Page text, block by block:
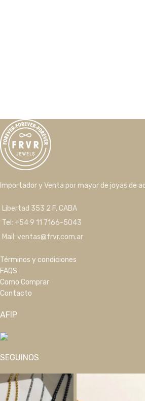
Importador y Venta por mayor de joyas de
Libertad 353 2 F, CABA
Tel: +54 9 11 7166-5043
Mail: ventas@frvr.com.ar
Términos y condiciones
FAQS
Como Comprar
Contacto
AFIP
SEGUINOS